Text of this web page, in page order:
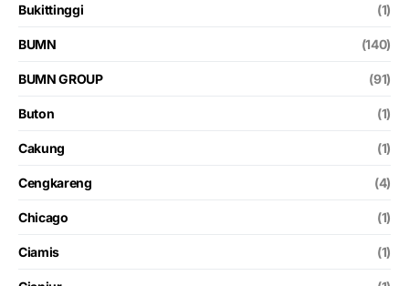
Bukittinggi (1)
BUMN (140)
BUMN GROUP (91)
Buton (1)
Cakung (1)
Cengkareng (4)
Chicago (1)
Ciamis (1)